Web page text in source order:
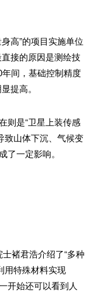
高”的项目实施单位
接的原因是测绘技
间，基础控制精度
提高。
则是“卫星上装传感
致山体下沉、气候变
了一定影响。
褚君浩介绍了“多种
用特殊材料实现
开始还可以看到人